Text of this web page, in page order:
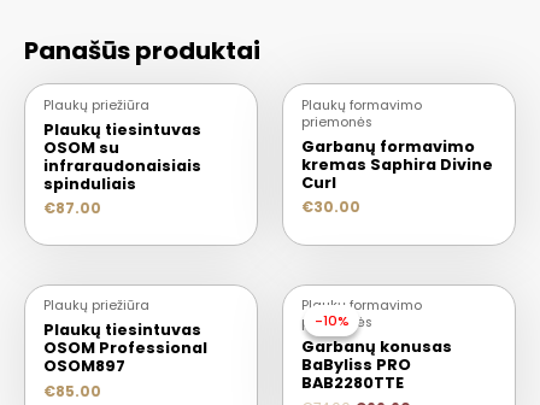
Panašūs produktai
Plaukų priežiūra
Plaukų tiesintuvas
OSOM su
infraraudonaisiais
spinduliais
€87.00
Plaukų formavimo
priemonės
Garbanų formavimo
kremas Saphira Divine
Curl
€30.00
Plaukų priežiūra
Plaukų tiesintuvas
OSOM Professional
OSOM897
€85.00
-10%
-10%
Plaukų formavimo
priemonės
Garbanų konusas
BaByliss PRO
BAB2280TTE